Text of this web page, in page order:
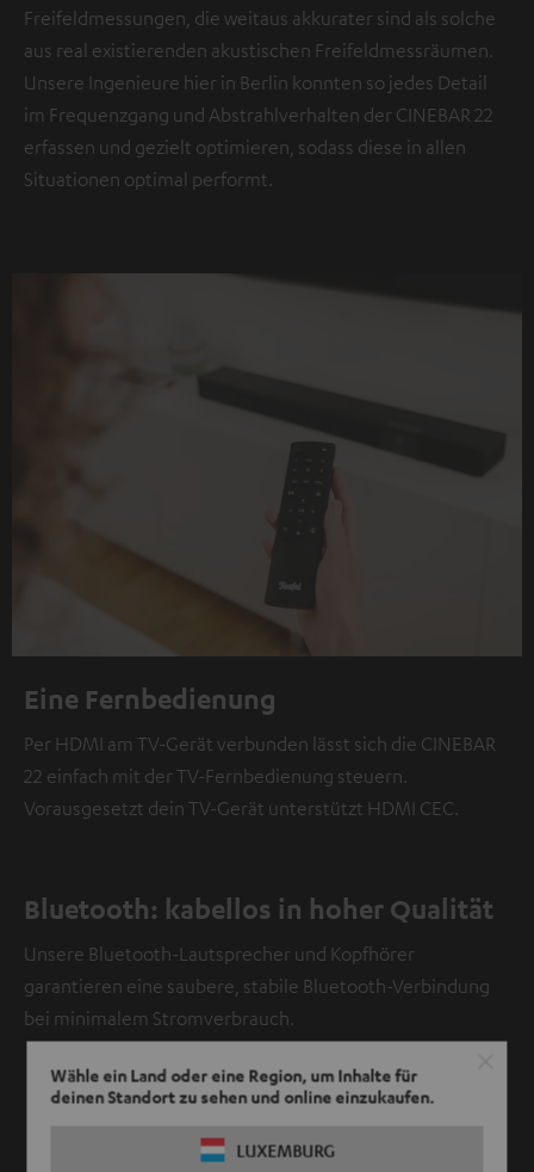
Wähle ein Land oder eine Region, um Inhalte für
deinen Standort zu sehen und online einzukaufen.
LUXEMBURG
Freifeldmessungen, die weitaus akkurater sind als solche
aus real existierenden akustischen Freifeldmessräumen.
Unsere Ingenieure hier in Berlin konnten so jedes Detail
im Frequenzgang und Abstrahlverhalten der CINEBAR 22
erfassen und gezielt optimieren, sodass diese in allen
Situationen optimal performt.
Eine Fernbedienung
Per HDMI am TV-Gerät verbunden lässt sich die CINEBAR
22 einfach mit der TV-Fernbedienung steuern.
Vorausgesetzt dein TV-Gerät unterstützt HDMI CEC.
Bluetooth: kabellos in hoher Qualität
Unsere Bluetooth-Lautsprecher und Kopfhörer
garantieren eine saubere, stabile Bluetooth-Verbindung
bei minimalem Stromverbrauch.